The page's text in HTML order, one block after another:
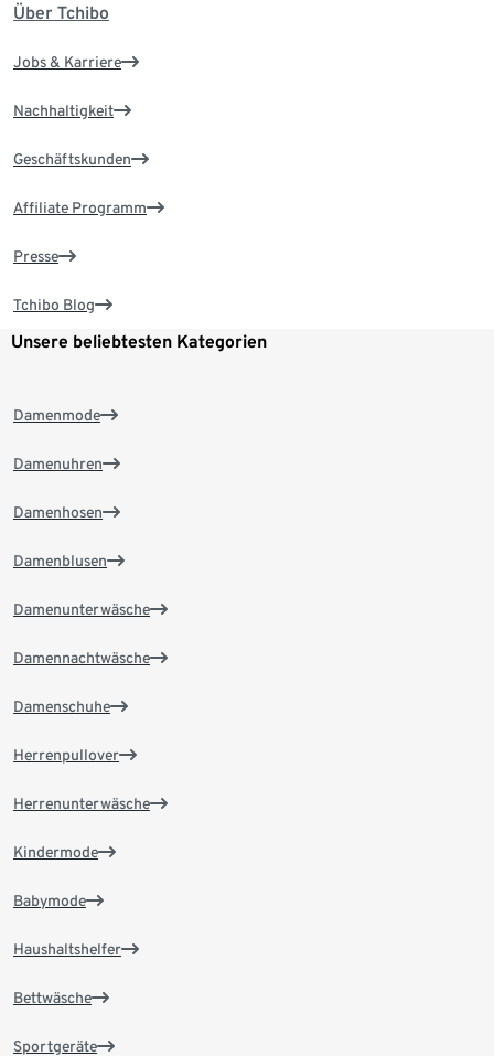
Über Tchibo
Jobs & Karriere
Nachhaltigkeit
Geschäftskunden
Affiliate Programm
Presse
Tchibo Blog
Unsere beliebtesten Kategorien
Damenmode
Damenuhren
Damenhosen
Damenblusen
Damenunterwäsche
Damennachtwäsche
Damenschuhe
Herrenpullover
Herrenunterwäsche
Kindermode
Babymode
Haushaltshelfer
Bettwäsche
Sportgeräte